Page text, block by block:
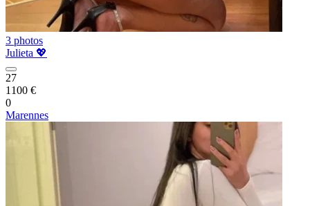
3 photos
Julieta 💖
27
1100 €
0
Marennes